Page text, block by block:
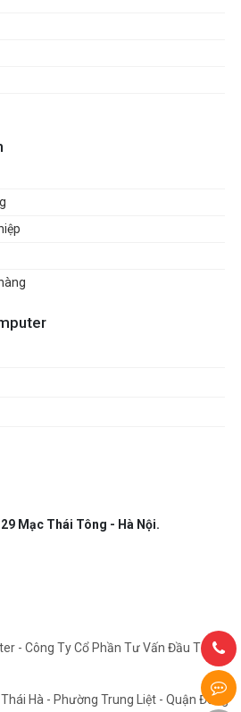
Mạc Thái Tông - Hà Nội.
- Công Ty Cổ Phần Tư Vấn Đầu Tư Và
Hà - Phường Trung Liệt - Quận Đống